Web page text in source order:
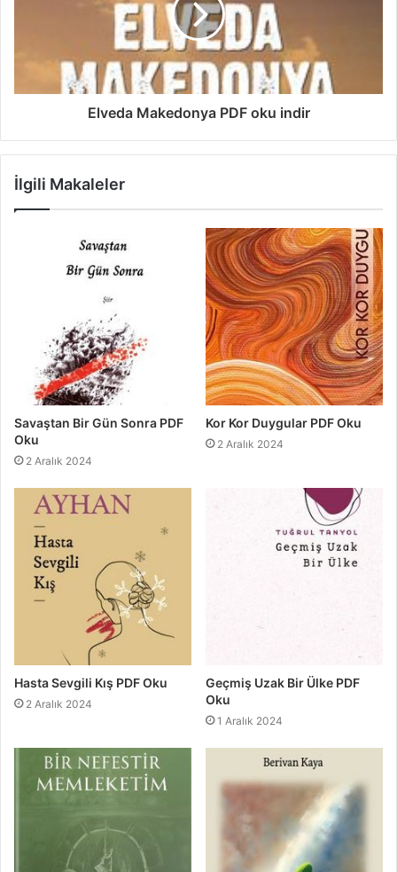
Elveda Makedonya PDF oku indir
İlgili Makaleler
Savaştan Bir Gün Sonra PDF
Oku
2 Aralık 2024
Kor Kor Duygular PDF Oku
2 Aralık 2024
Hasta Sevgili Kış PDF Oku
2 Aralık 2024
Geçmiş Uzak Bir Ülke PDF
Oku
1 Aralık 2024